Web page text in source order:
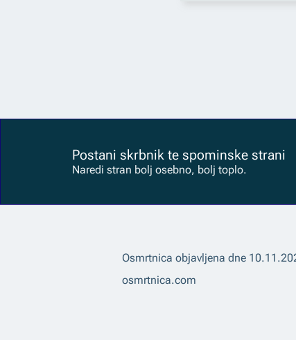
Postani skrbnik te spominske strani
Naredi stran bolj osebno, bolj toplo.
Osmrtnica objavljena dne
osmrtnica.com